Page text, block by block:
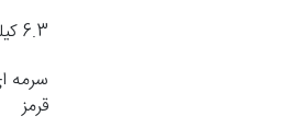
6.3 کیلوگرم
سرمه
قرمز